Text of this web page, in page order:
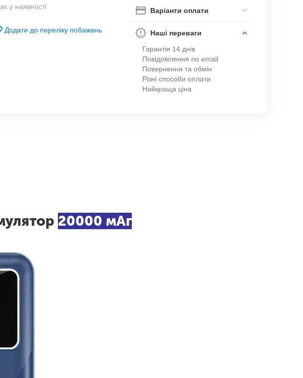
у наявності
Додати до переліку побажань
Варіанти оплати
Наші переваги
Гарантія 14 днів
Повідомлення по email
Повернення та обмін
Різні способи оплати
Найкраща ціна
20000 мАг